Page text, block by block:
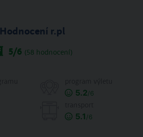
Hodnocení r.pl
5/6 (58 hodnocení)
5.2/6
5.1 /6